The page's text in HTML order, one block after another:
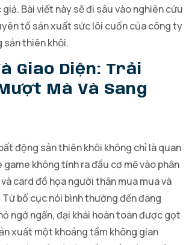
Bài viết này sẽ đi sâu vào nghiên cứu
tố sản xuất sức lôi cuốn của công ty
sản thiên khôi.
Giao Diện: Trải
Mà Và Sang
động sản thiên khôi không chỉ là quan
không tính ra đầu cơ mẽ vào phân
card đồ họa người thân mua mua và
Từ bố cục nói bình thường đến đang
ngớ ngẩn, đại khái hoàn toàn được gọt
xuất một khoảng tầm không gian